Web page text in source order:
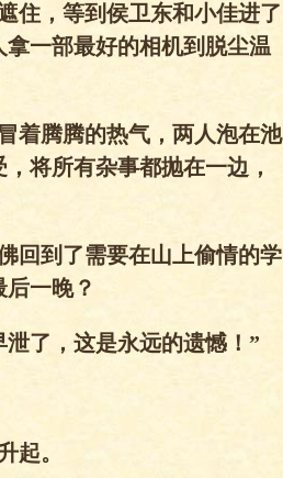
住，等到侯卫东和小佳进了
一部最好的相机到脱尘温
着腾腾的热气，两人泡在池
将所有杂事都抛在一边，
回到了需要在山上偷情的学
一晚？
了，这是永远的遗憾！”
起。